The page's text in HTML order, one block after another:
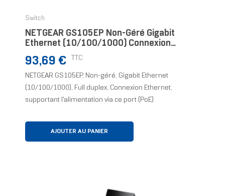
Switch
NETGEAR GS105EP Non-Géré Gigabit
Ethernet (10/100/1000) Connexion
Ethernet, Supportant L'alimentation Via
Ce Port (PoE) Gris
Prix
93,69 € TTC
NETGEAR GS105EP, Non-géré, Gigabit Ethernet
(10/100/1000), Full duplex, Connexion Ethernet,
supportant l'alimentation via ce port (PoE)
AJOUTER AU PANIER